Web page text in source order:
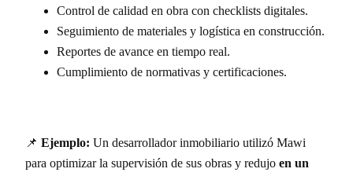
Control de calidad en obra con checklists digitales.
Seguimiento de materiales y logística en construcción.
Reportes de avance en tiempo real.
Cumplimiento de normativas y certificaciones.
📌 Ejemplo: Un desarrollador inmobiliario utilizó Mawi
para optimizar la supervisión de sus obras y redujo en un